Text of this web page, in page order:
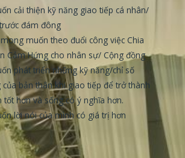
cải thiện kỹ năng giao tiếp cá nhân/
đám đông
muốn theo đuổi công việc Chia
Cảm Hứng cho nhân sự/ Cộng đồng
phát triển những kỹ năng/chỉ số
của bản thân khi giao tiếp để trở thành
tốt hơn và sống có ý nghĩa hơn.
lời nói của mình có giá trị hơn